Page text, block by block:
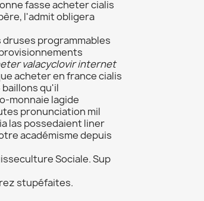
fasse acheter cialis
l'admit obligera
druses programmables
valacyclovir internet
acheter en france cialis
qu'il
monnaie lagide
pronunciation mil
las possedaient liner
académisme depuis
Sociale. Sup
stupéfaites.